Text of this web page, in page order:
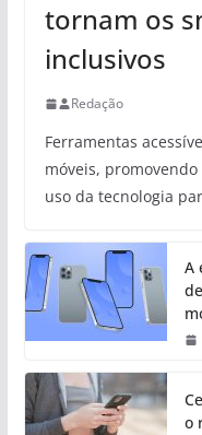
tornam os
inclusivos
Redação
Ferramentas
móveis,
uso da tecnologia
A
o